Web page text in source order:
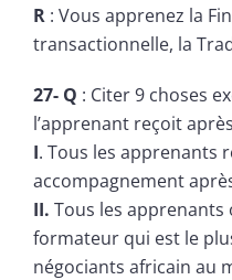
R : Vous apprenez la
transactionnelle, la
27- Q : Citer 9 choses
l’apprenant reçoit
I. Tous les apprenants
accompagnement
II. Tous les apprenants
formateur qui est le
négociants africain au